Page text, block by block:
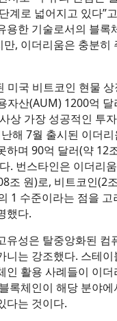
계로 넓어지고 있다”
용한 기술로서의 블록
, 이더리움은 충분히
미국 비트코인 현물 상
자산(AUM) 1200억
상 가장 성공적인 투
해 7월 출시된 이더리
하며 90억 달러(약 12
. 번스타인은 이더리
조 원)로, 비트코인(2
1 수준이라는 점을
했다.
유성은 탈중앙화된 컴
니는 강조했다. 스테
인 활용 사례들이 이
록체인이 해당 분야
다는 것이다.